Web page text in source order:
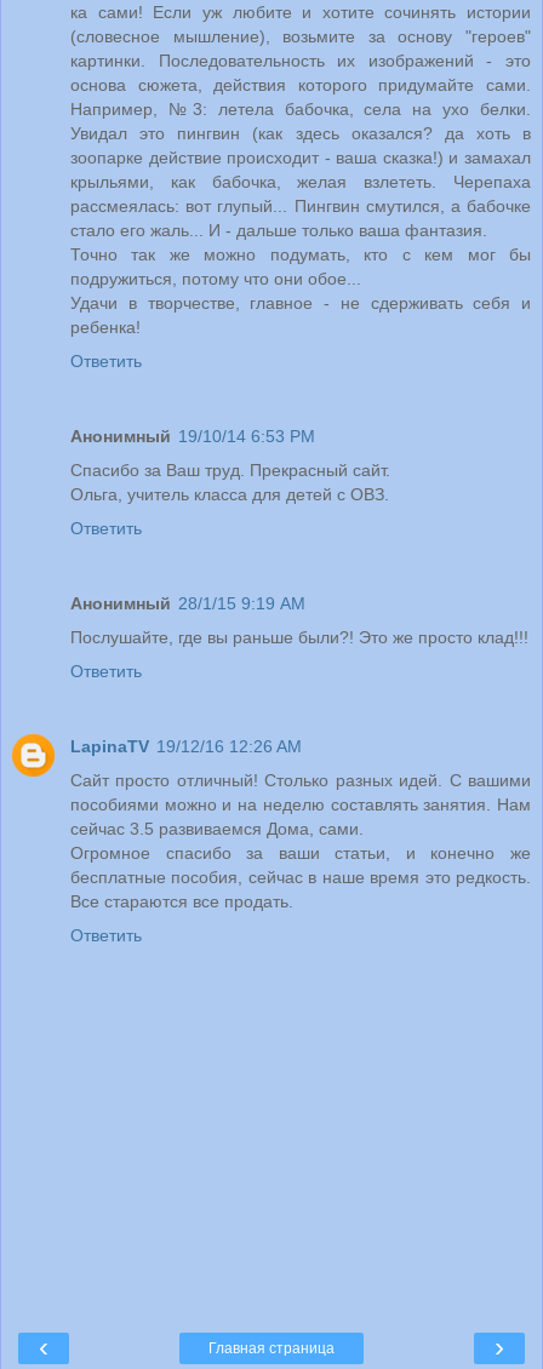
ка сами! Если уж любите и хотите сочинять истории
(словесное мышление), возьмите за основу "героев"
картинки. Последовательность их изображений - это
основа сюжета, действия которого придумайте сами.
Например, №3: летела бабочка, села на ухо белки.
Увидал это пингвин (как здесь оказался? да хоть в
зоопарке действие происходит - ваша сказка!) и замахал
крыльями, как бабочка, желая взлететь. Черепаха
рассмеялась: вот глупый... Пингвин смутился, а бабочке
стало его жаль... И - дальше только ваша фантазия.
Точно так же можно подумать, кто с кем мог бы
подружиться, потому что они обое...
Удачи в творчестве, главное - не сдерживать себя и
ребенка!
Ответить
Анонимный 19/10/14 6:53 PM
Спасибо за Ваш труд. Прекрасный сайт.
Ольга, учитель класса для детей с ОВЗ.
Ответить
Анонимный 28/1/15 9:19 AM
Послушайте, где вы раньше были?! Это же просто клад!!!
Ответить
LapinaTV 19/12/16 12:26 AM
Сайт просто отличный! Столько разных идей. С вашими
пособиями можно и на неделю составлять занятия. Нам
сейчас 3.5 развиваемся Дома, сами.
Огромное спасибо за ваши статьи, и конечно же
бесплатные пособия, сейчас в наше время это редкость.
Все стараются все продать.
Ответить
‹ ›
Главная страница